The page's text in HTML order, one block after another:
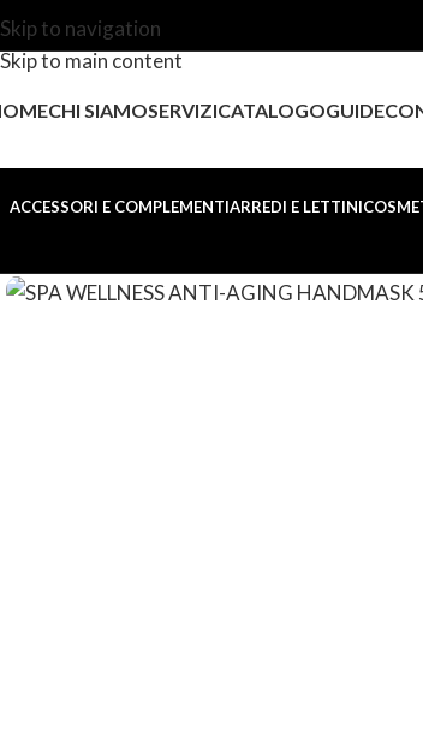
Skip to navigation
Skip to main content
CHI SIAMOSERVIZICATALOGOGUIDE
ACCESSORI E COMPLEMENTIARREDI E LETTINI